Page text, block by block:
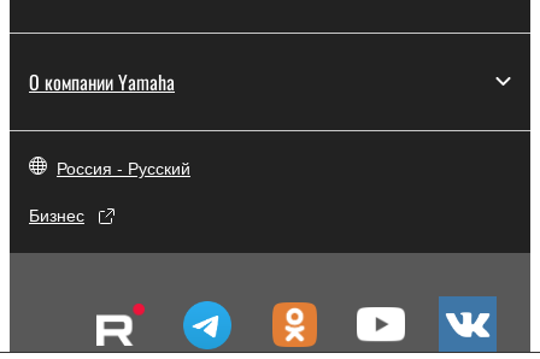
О компании Yamaha
Россия - Русский
Бизнес